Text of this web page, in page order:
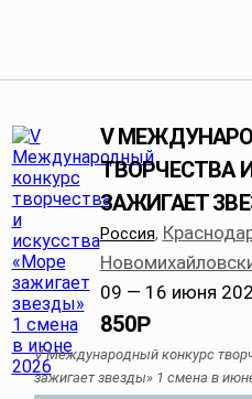
V
ТВОРЧЕСТВА
ЗАЖИГАЕТ
Россия,
09 — 16 июня
850Р
V Международный конкурс
зажигает звезды» 1 смена в